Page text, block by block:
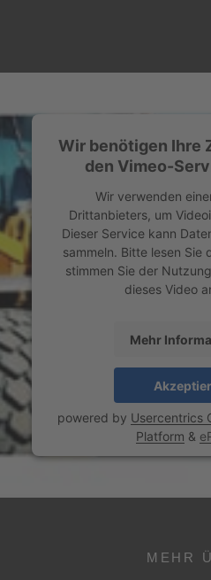
Wir benötigen Ihre
den Vimeo-
Wir verwenden
Drittanbieters, um
Dieser Service kann
sammeln. Bitte lesen Sie
stimmen Sie der
dieses Video
Mehr
powered by Usercentrics
Platform &
MEHR